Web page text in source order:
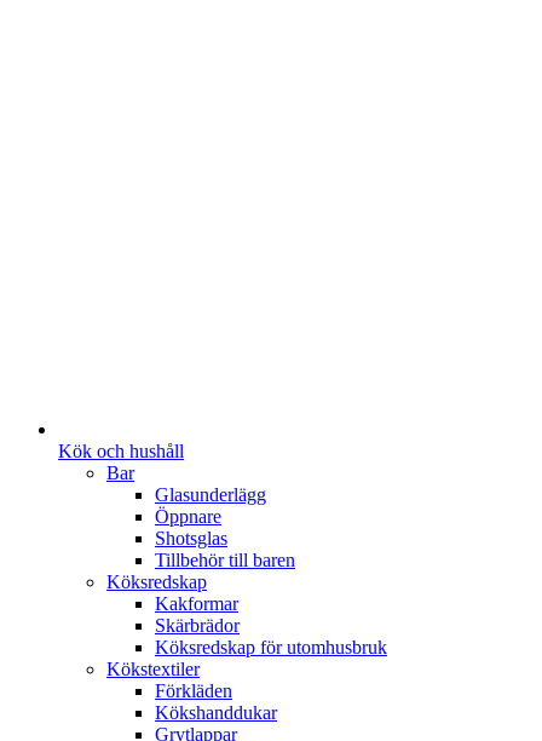
Kök och hushåll
Bar
Glasunderlägg
Öppnare
Shotsglas
Tillbehör till baren
Köksredskap
Kakformar
Skärbrädor
Köksredskap för utomhusbruk
Kökstextiler
Förkläden
Kökshanddukar
Grytlappar